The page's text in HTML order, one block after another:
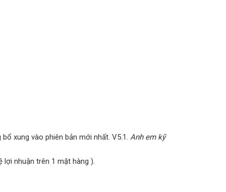
xung vào phiên bản mới nhất. V5.1. Anh em kỹ
nhuận trên 1 mặt hàng ).